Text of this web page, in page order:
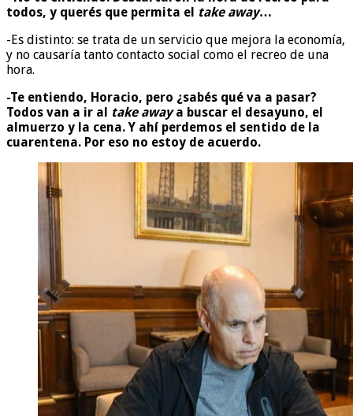
todos, y querés que permita el take away…
-Es distinto: se trata de un servicio que mejora la economía,
y no causaría tanto contacto social como el recreo de una
hora.
-Te entiendo, Horacio, pero ¿sabés qué va a pasar?
Todos van a ir al
take awaya buscar el desayuno, el
almuerzo y la cena. Y ahí perdemos el sentido de la
cuarentena. Por eso no estoy de acuerdo.